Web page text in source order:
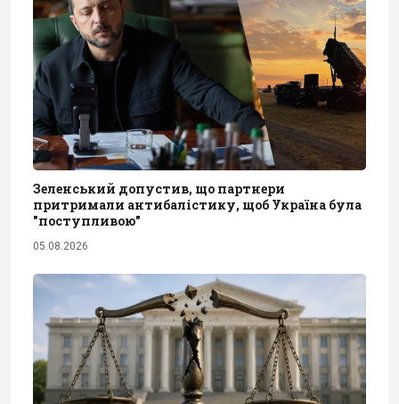
Зеленський допустив, що партнери
притримали антибалістику, щоб Україна була
"поступливою"
05.08.2026